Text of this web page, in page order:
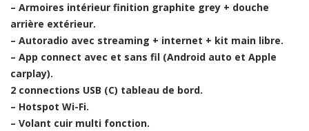
– Armoires intérieur finition graphite grey + douche
arrière extérieur.
– Autoradio avec streaming + internet + kit main libre.
– App connect avec et sans fil (Android auto et Apple
carplay).
2 connections USB (C) tableau de bord.
– Hotspot Wi-Fi.
– Volant cuir multi fonction.